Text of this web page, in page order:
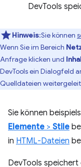
DevTools
Hinweis:Sie können
Wenn Sie im Bereich
Anfrage klicken und
DevTools ein Dialogfeld
Quelldateien
Sie können
Elemente > Stile
in HTML-Dateien
DevTools